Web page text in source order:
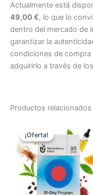
Actualmente está
49,00 €, lo que lo
dentro del mercado de
garantizar la
condiciones de
adquirirlo a través de
Productos relacionados
¡Oferta!
¡Oferta!